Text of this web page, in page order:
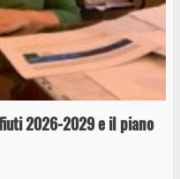
2026-2029 e il piano